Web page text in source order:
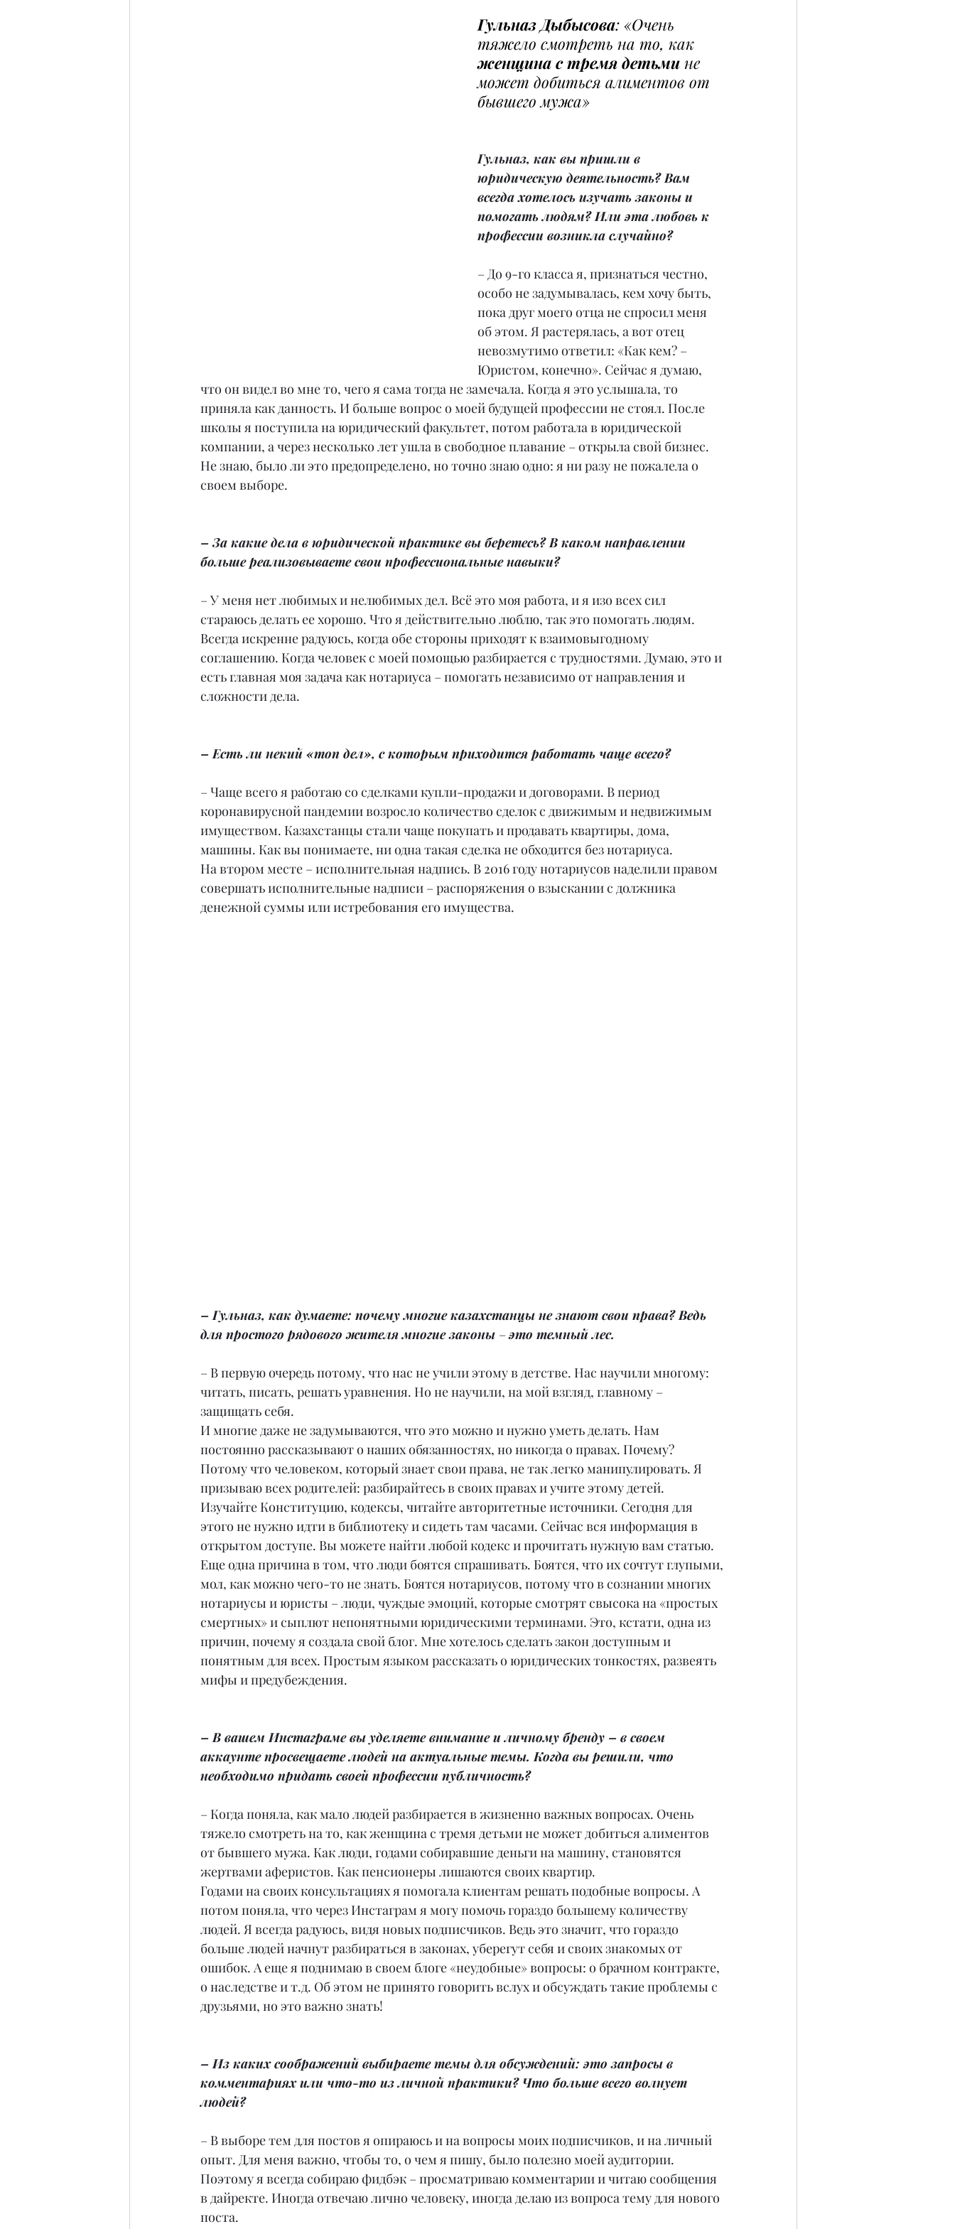
Гульназ Дыбысова: «Очень
тяжело смотреть на то, как
женщина с тремя детьми не
может добиться алиментов от
бывшего мужа»
Гульназ, как вы пришли в
юридическую деятельность? Вам
всегда хотелось изучать законы и
помогать людям? Или эта любовь к
профессии возникла случайно?
– До 9-го класса я, признаться честно,
особо не задумывалась, кем хочу быть,
пока друг моего отца не спросил меня
об этом. Я растерялась, а вот отец
невозмутимо ответил: «Как кем? –
Юристом, конечно». Сейчас я думаю,
что он видел во мне то, чего я сама тогда не замечала. Когда я это услышала, то
приняла как данность. И больше вопрос о моей будущей профессии не стоял. После
школы я поступила на юридический факультет, потом работала в юридической
компании, а через несколько лет ушла в свободное плавание – открыла свой бизнес.
Не знаю, было ли это предопределено, но точно знаю одно: я ни разу не пожалела о
своем выборе.
– За какие дела в юридической практике вы беретесь? В каком направлении
больше реализовываете свои профессиональные навыки?
– У меня нет любимых и нелюбимых дел. Всё это моя работа, и я изо всех сил
стараюсь делать ее хорошо. Что я действительно люблю, так это помогать людям.
Всегда искренне радуюсь, когда обе стороны приходят к взаимовыгодному
соглашению. Когда человек с моей помощью разбирается с трудностями. Думаю, это и
есть главная моя задача как нотариуса – помогать независимо от направления и
сложности дела.
– Есть ли некий «топ дел», с которым приходится работать чаще всего?
– Чаще всего я работаю со сделками купли-продажи и договорами. В период
коронавирусной пандемии возросло количество сделок с движимым и недвижимым
имуществом. Казахстанцы стали чаще покупать и продавать квартиры, дома,
машины. Как вы понимаете, ни одна такая сделка не обходится без нотариуса.
На втором месте – исполнительная надпись. В 2016 году нотариусов наделили правом
совершать исполнительные надписи – распоряжения о взыскании с должника
денежной суммы или истребования его имущества.
– Гульназ, как думаете: почему многие казахстанцы не знают свои права? Ведь
для простого рядового жителя многие законы – это темный лес.
– В первую очередь потому, что нас не учили этому в детстве. Нас научили многому:
читать, писать, решать уравнения. Но не научили, на мой взгляд, главному –
защищать себя.
И многие даже не задумываются, что это можно и нужно уметь делать. Нам
постоянно рассказывают о наших обязанностях, но никогда о правах. Почему?
Потому что человеком, который знает свои права, не так легко манипулировать. Я
призываю всех родителей: разбирайтесь в своих правах и учите этому детей.
Изучайте Конституцию, кодексы, читайте авторитетные источники. Сегодня для
этого не нужно идти в библиотеку и сидеть там часами. Сейчас вся информация в
открытом доступе. Вы можете найти любой кодекс и прочитать нужную вам статью.
Еще одна причина в том, что люди боятся спрашивать. Боятся, что их сочтут глупыми,
мол, как можно чего-то не знать. Боятся нотариусов, потому что в сознании многих
нотариусы и юристы – люди, чуждые эмоций, которые смотрят свысока на «простых
смертных» и сыплют непонятными юридическими терминами. Это, кстати, одна из
причин, почему я создала свой блог. Мне хотелось сделать закон доступным и
понятным для всех. Простым языком рассказать о юридических тонкостях, развеять
мифы и предубеждения.
– В вашем Инстаграме вы уделяете внимание и личному бренду – в своем
аккаунте просвещаете людей на актуальные темы. Когда вы решили, что
необходимо придать своей профессии публичность?
– Когда поняла, как мало людей разбирается в жизненно важных вопросах. Очень
тяжело смотреть на то, как женщина с тремя детьми не может добиться алиментов
от бывшего мужа. Как люди, годами собиравшие деньги на машину, становятся
жертвами аферистов. Как пенсионеры лишаются своих квартир.
Годами на своих консультациях я помогала клиентам решать подобные вопросы. А
потом поняла, что через Инстаграм я могу помочь гораздо большему количеству
людей. Я всегда радуюсь, видя новых подписчиков. Ведь это значит, что гораздо
больше людей начнут разбираться в законах, уберегут себя и своих знакомых от
ошибок. А еще я поднимаю в своем блоге «неудобные» вопросы: о брачном контракте,
о наследстве и т.д. Об этом не принято говорить вслух и обсуждать такие проблемы с
друзьями, но это важно знать!
– Из каких соображений выбираете темы для обсуждений: это запросы в
комментариях или что-то из личной практики? Что больше всего волнует
людей?
– В выборе тем для постов я опираюсь и на вопросы моих подписчиков, и на личный
опыт. Для меня важно, чтобы то, о чем я пишу, было полезно моей аудитории.
Поэтому я всегда собираю фидбэк – просматриваю комментарии и читаю сообщения
в дайректе. Иногда отвечаю лично человеку, иногда делаю из вопроса тему для нового
поста.